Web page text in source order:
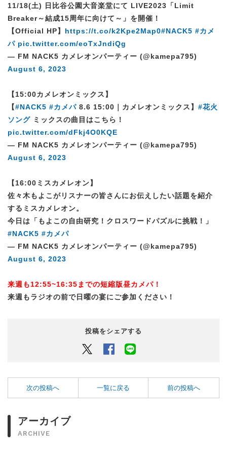
11/18(土) 日比谷公園大音楽堂にて LIVE2023「Limit
Breaker～結成15周年に向けて～」を開催！
【Official HP】 https://t.co/k2Kpe2Map0#NACK5 #カメ
パ pic.twitter.com/eoTxJndiQg
— FM NACK5 カメレオンパーティー (@kamepa795)
August 6, 2023
【15:00カメレオンミックス】
【#NACK5 #カメパ 8.6 15:00｜カメレオンミックス】 #花火
ソング ミックスの曲目はこちら！
pic.twitter.com/dFkj4O0KQE
— FM NACK5 カメレオンパーティー (@kamepa795)
August 6, 2023
【16:00ミスカメレオン】
佐々木もよこがリスナーの皆さんにお伝えしたい話題を紹介
するミスカメレオン。
今日は「もよこの自由研究！クロスワードパズルに挑戦！」
#NACK5 #カメパ
— FM NACK5 カメレオンパーティー (@kamepa795)
August 6, 2023
来週も12:55~16:35までの短縮版昼カメパ！
来週もラジオの前で日曜の宴にご参加ください！
投稿をシェアする
Twitter Facebook
次の投稿へ 一覧に戻る 前の投稿へ
アーカイブ
ARCHIVE